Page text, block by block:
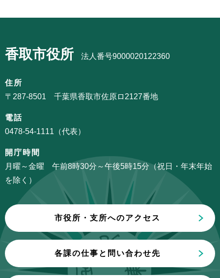
ビ
ー
シ
ン
こ
こ
か
ナ
ゲ
ー
ョ
ン
こ
こ
ま
香取市役所 法人番号9000020122360
住所
〒287-8501 千葉県香取市佐原ロ2127番地
電話
0478-54-1111（代表）
開庁時間
月曜～金曜 午前8時30分～午後5時15分（祝日・年末年始
を除く）
市役所・支所へのアクセス
各課の仕事と問い合わせ先